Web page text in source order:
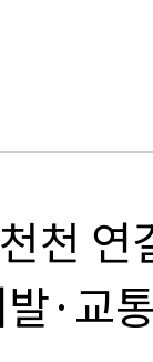
천 연
·교